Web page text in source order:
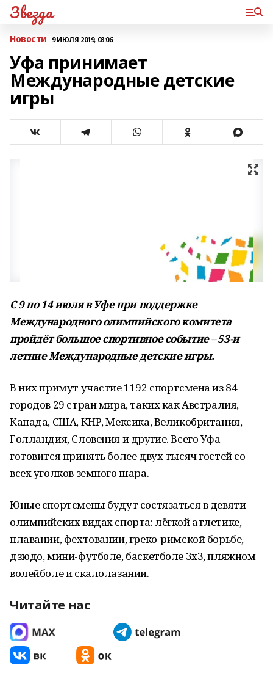
Звезда
Новости 9 ИЮЛЯ 2019, 08:06
Уфа принимает
Международные детские
игры
С 9 по 14 июля в Уфе при поддержке
Международного олимпийского комитета
пройдёт большое спортивное событие – 53-и
летние Международные детские игры.
В них примут участие 1192 спортсмена из 84
городов 29 стран мира, таких как Австралия,
Канада, США, КНР, Мексика, Великобритания,
Голландия, Словения и другие. Всего Уфа
готовится принять более двух тысяч гостей со
всех уголков земного шара.
Юные спортсмены будут состязаться в девяти
олимпийских видах спорта: лёгкой атлетике,
плавании, фехтовании, греко-римской борьбе,
дзюдо, мини-футболе, баскетболе 3х3, пляжном
волейболе и скалолазании.
Читайте нас